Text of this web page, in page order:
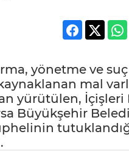
yönetme ve
mal
yürütülen, İçişleri
Büyükşehir